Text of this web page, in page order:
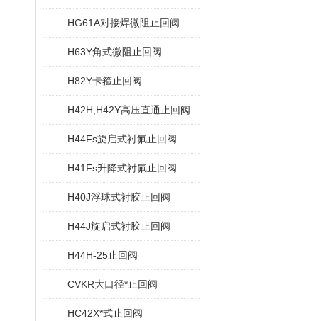
HG61A对接焊微阻止回阀
H63Y角式微阻止回阀
H82Y卡箍止回阀
H42H,H42Y高压直通止回阀
H44Fs旋启式衬氟止回阀
H41Fs升降式衬氟止回阀
H40J浮球式衬胶止回阀
H44J旋启式衬胶止回阀
H44H-25止回阀
CVKR大口径*止回阀
HC42X*式止回阀